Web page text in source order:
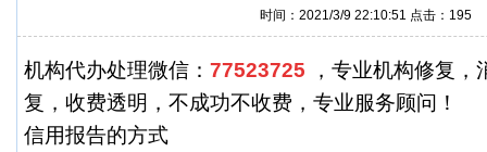
时间：2021/3/9 22:10:51 点击： 195
机构代办处理微信： 77523725 ，专业机构修复，
复，收费透明，不成功不收费，专业服务顾问！
信用报告的方式